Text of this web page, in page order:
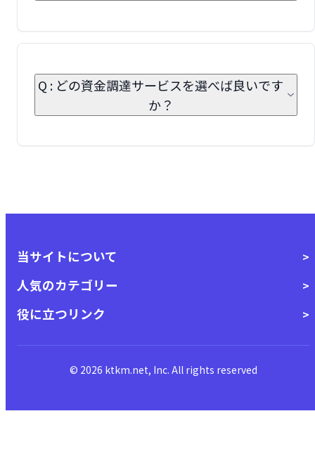
Q : どの資金調達サービスを選べば良いです
か？
当サイトについて
人気のカテゴリー
役に立つリンク
© 2026 ktkm.net, Inc. All rights reserved